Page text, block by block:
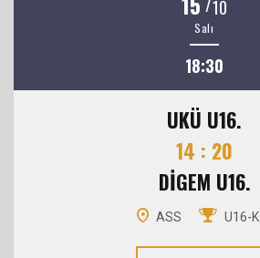
10
Salı
18:30
UKÜ U16.
14 : 20
DİGEM U16.
ASS U16-K